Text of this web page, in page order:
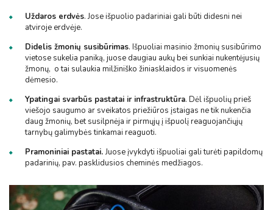
Uždaros erdvės. Jose išpuolio padariniai gali būti didesni nei
atviroje erdvėje.
Didelis žmonių susibūrimas. Išpuoliai masinio žmonių susibūrimo
vietose sukelia paniką, juose daugiau aukų bei sunkiai nukentėjusių
žmonų, o tai sulaukia milžiniško žiniasklaidos ir visuomenės
dėmesio.
Ypatingai svarbūs pastatai ir infrastruktūra. Dėl išpuolių prieš
viešojo saugumo ar sveikatos priežiūros įstaigas ne tik nukenčia
daug žmonių, bet susilpnėja ir pirmųjų į išpuolį reaguojančiųjų
tarnybų galimybės tinkamai reaguoti.
Pramoniniai pastatai.Juose įvykdyti išpuoliai gali turėti papildomų
padarinių, pav. pasklidusios cheminės medžiagos.